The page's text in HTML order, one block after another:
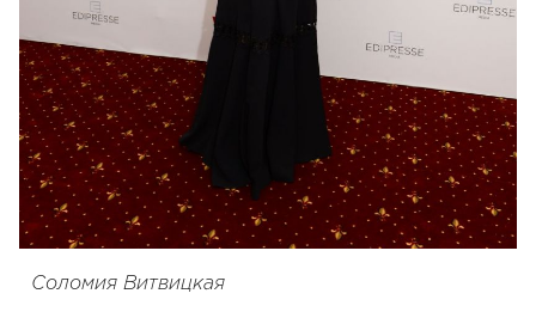
Соломия Витвицкая